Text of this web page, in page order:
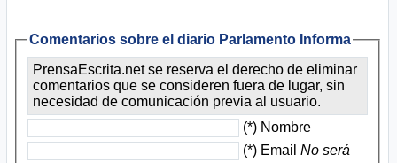
Comentarios sobre el diario Parlamento Informa
PrensaEscrita.net se reserva el derecho de eliminar
comentarios que se consideren fuera de lugar, sin
necesidad de comunicación previa al usuario.
(*) Nombre
(*) Email No será